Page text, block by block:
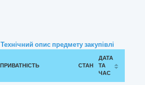
опис предмету закупівлі
ПРИВАТНІСТЬ СТАН
ДАТА
ТА
ЧАС